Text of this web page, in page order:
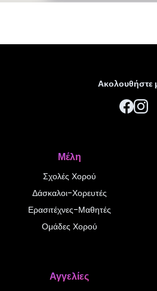
Ακολουθήστε
Μέλη
Σχολές Χορού
Δάσκαλοι-Χορευτές
Ερασιτέχνες-Μαθητές
Ομάδες Χορού
Αγγελίες